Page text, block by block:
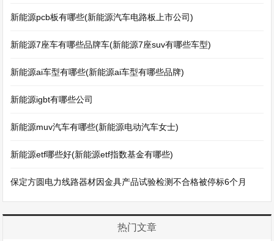
新能源pcb板有哪些(新能源汽车电路板上市公司)
新能源7座车有哪些品牌车(新能源7座suv有哪些车型)
新能源ai车型有哪些(新能源ai车型有哪些品牌)
新能源igbt有哪些公司
新能源muv汽车有哪些(新能源电动汽车女士)
新能源etf哪些好(新能源etf指数基金有哪些)
保定方圆电力线路器材因金具产品试验检测不合格被停标6个月
热门文章